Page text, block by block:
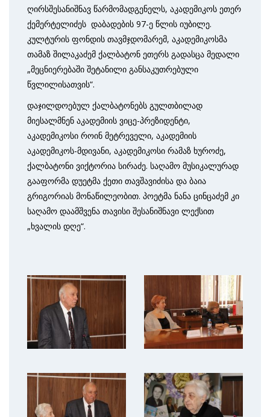
ღირსშესანიშნავ წარმომადგენელს, აკადემიკოს ეთერ
ქემერტელიძეს დაბადების 97-ე წლის იუბილე.
კულტურის ფონდის თავმჯდომარემ, აკადემიკოსმა
თამაზ შილაკაძემ ქალბატონ ეთერს გადასცა მედალი
„მეცნიერებაში შეტანილი განსაკუთრებული
წვლილისათვის“.
დაჯილდოებულ ქალბატონებს გულთბილად
მიესალმნენ აკადემიის ვიცე-პრეზიდენტი,
აკადემიკოსი როინ მეტრეველი, აკადემიის
აკადემიკოს-მდივანი, აკადემიკოსი რამაზ ხუროძე,
ქალბატონი ვიქტორია სირაძე. საღამო მუსიკალურად
გააფორმა დუეტმა ქეთი თავშავიძისა და ბაია
გრიგორიას მონაწილეობით. პოეტმა ნანა ცინცაძემ კი
საღამო დაამშვენა თავისი შესანიშნავი ლექსით
„ხვალის დღე“.